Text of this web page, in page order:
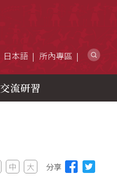
日本語 所內專區
交流研習
中 大 分享